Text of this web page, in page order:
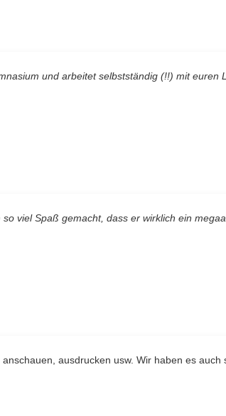
und arbeitet selbstständig (!!) mit euren
viel Spaß gemacht, dass er wirklich ein
ausdrucken usw. Wir haben es